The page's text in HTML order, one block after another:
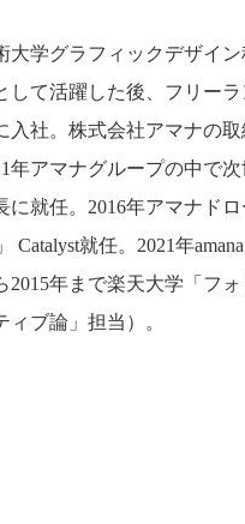
大学グラフィックデザイ
して活躍した後、フリー
入社。株式会社アマナの
年アマナグループの中で
に就任。2016年アマナド
Catalyst就任。2021年
2015年まで楽天大学「フ
ィブ論」担当）。